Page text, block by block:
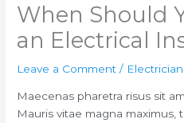
When Should
an Electrical
Leave a Comment /
Maecenas pharetra risus sit
Mauris vitae magna